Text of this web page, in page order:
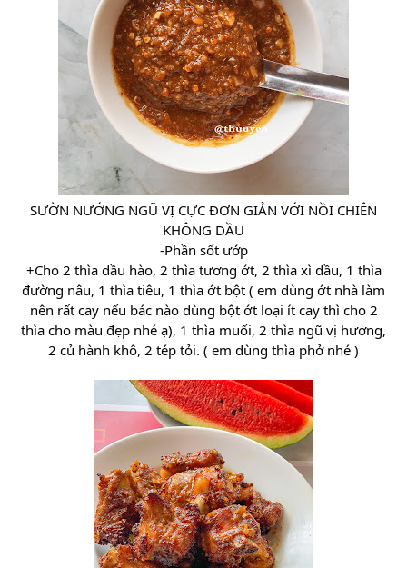
SƯỜN NƯỚNG NGŨ VỊ CỰC ĐƠN GIẢN VỚI NỒI CHIÊN
KHÔNG DẦU
-Phần sốt ướp
+Cho 2 thìa dầu hào, 2 thìa tương ớt, 2 thìa xì dầu, 1 thìa
đường nâu, 1 thìa tiêu, 1 thìa ớt bột ( em dùng ớt nhà làm
nên rất cay nếu bác nào dùng bột ớt loại ít cay thì cho 2
thìa cho màu đẹp nhé ạ), 1 thìa muối, 2 thìa ngũ vị hương,
2 củ hành khô, 2 tép tỏi. ( em dùng thìa phở nhé )